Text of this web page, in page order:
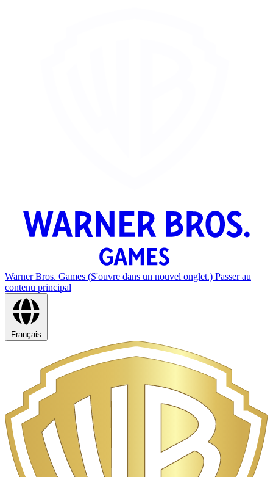
Warner Bros. Games (S'ouvre dans un nouvel onglet.) Passer au
contenu principal
Français